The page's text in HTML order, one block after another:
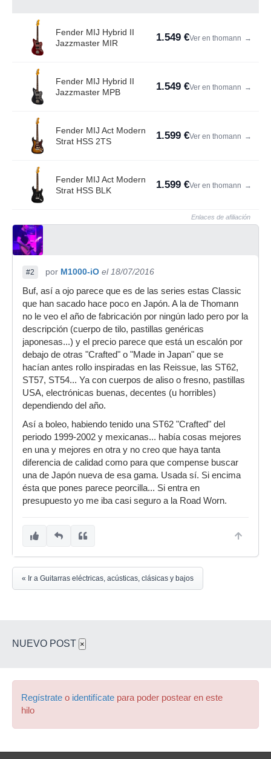
Fender MIJ Hybrid II
Jazzmaster MIR
1.549 €Ver en thomann →
Fender MIJ Hybrid II
Jazzmaster MPB
1.549 €Ver en thomann →
Fender MIJ Act Modern
Strat HSS 2TS
1.599 €Ver en thomann →
Fender MIJ Act Modern
Strat HSS BLK
1.599 €Ver en thomann →
Enlaces de afiliación
#2 por M1000-iO el 18/07/2016
Buf, así a ojo parece que es de las series estas Classic
que han sacado hace poco en Japón. A la de Thomann
no le veo el año de fabricación por ningún lado pero por la
descripción (cuerpo de tilo, pastillas genéricas
japonesas...) y el precio parece que está un escalón por
debajo de otras "Crafted" o "Made in Japan" que se
hacían antes rollo inspiradas en las Reissue, las ST62,
ST57, ST54... Ya con cuerpos de aliso o fresno, pastillas
USA, electrónicas buenas, decentes (u horribles)
dependiendo del año.
Así a boleo, habiendo tenido una ST62 "Crafted" del
periodo 1999-2002 y mexicanas... había cosas mejores
en una y mejores en otra y no creo que haya tanta
diferencia de calidad como para que compense buscar
una de Japón nueva de esa gama. Usada sí. Si encima
ésta que pones parece peorcilla... Si entra en
presupuesto yo me iba casi seguro a la Road Worn.
« Ir a Guitarras eléctricas, acústicas, clásicas y bajos
NUEVO POST ×
Regístrate o identifícate para poder postear en este
hilo